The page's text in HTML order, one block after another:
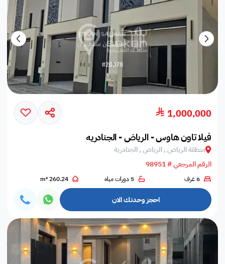
1,000,000
فيلا تاون هاوس - الرياض - الجنادريه
منطقة الرياض , الرياض , الجنادرية
الرقم المرجعي # 98951
6 غرف 5 دورات مياه 260.24 m²
احجز وحدتك الان